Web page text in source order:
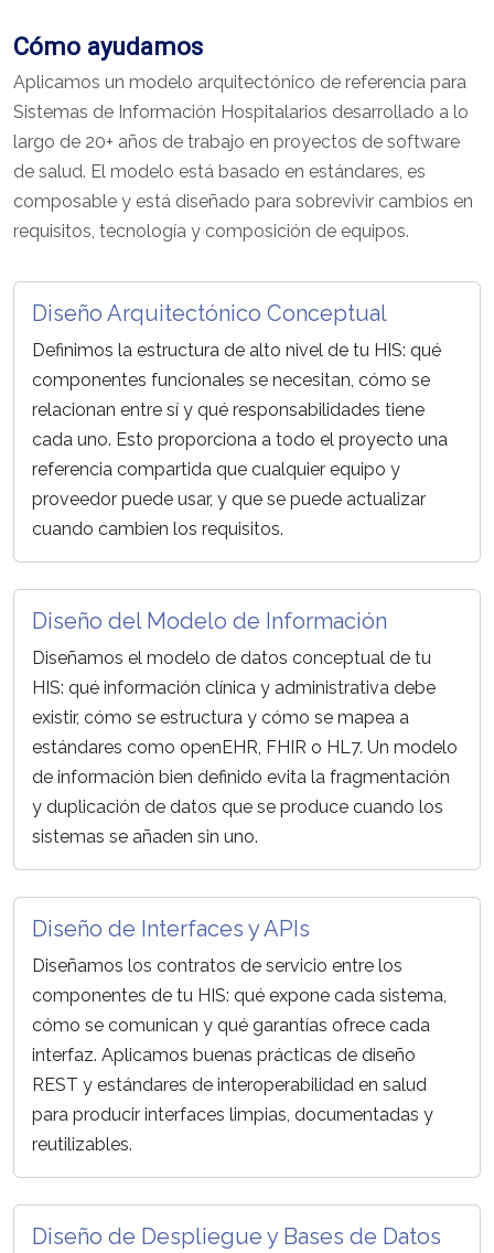
Cómo ayudamos
Aplicamos un modelo arquitectónico de referencia para
Sistemas de Información Hospitalarios desarrollado a lo
largo de 20+ años de trabajo en proyectos de software
de salud. El modelo está basado en estándares, es
composable y está diseñado para sobrevivir cambios en
requisitos, tecnología y composición de equipos.
Diseño Arquitectónico Conceptual
Definimos la estructura de alto nivel de tu HIS: qué
componentes funcionales se necesitan, cómo se
relacionan entre sí y qué responsabilidades tiene
cada uno. Esto proporciona a todo el proyecto una
referencia compartida que cualquier equipo y
proveedor puede usar, y que se puede actualizar
cuando cambien los requisitos.
Diseño del Modelo de Información
Diseñamos el modelo de datos conceptual de tu
HIS: qué información clínica y administrativa debe
existir, cómo se estructura y cómo se mapea a
estándares como openEHR, FHIR o HL7. Un modelo
de información bien definido evita la fragmentación
y duplicación de datos que se produce cuando los
sistemas se añaden sin uno.
Diseño de Interfaces y APIs
Diseñamos los contratos de servicio entre los
componentes de tu HIS: qué expone cada sistema,
cómo se comunican y qué garantías ofrece cada
interfaz. Aplicamos buenas prácticas de diseño
REST y estándares de interoperabilidad en salud
para producir interfaces limpias, documentadas y
reutilizables.
Diseño de Despliegue y Bases de Datos